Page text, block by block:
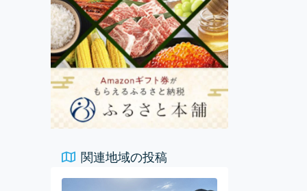
関連地域の投稿